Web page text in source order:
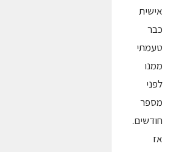
אישית
כבר
טעמתי
ממנו
לפני
מספר
חודשים.
אז